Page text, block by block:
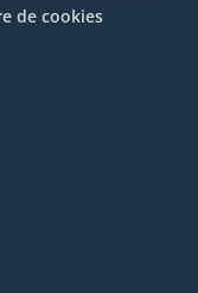
de cookies